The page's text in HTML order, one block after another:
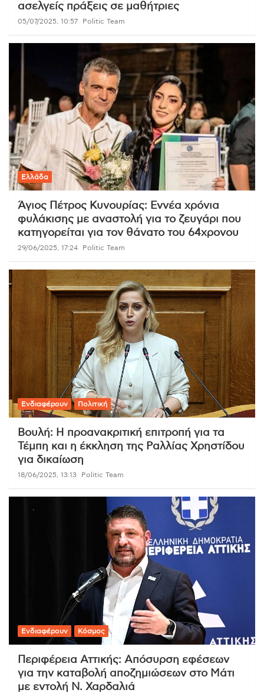
ασελγείς πράξεις σε μαθήτριες
05/07/2025, 10:57 Politic Team
Ελλάδα
Άγιος Πέτρος Κυνουρίας: Εννέα χρόνια
φυλάκισης με αναστολή για το ζευγάρι που
κατηγορείται για τον θάνατο του 64χρονου
29/06/2025, 17:24 Politic Team
Ενδιαφέρουν Πολιτική
Βουλή: Η προανακριτική επιτροπή για τα
Τέμπη και η έκκληση της Ραλλίας Χρηστίδου
για δικαίωση
18/06/2025, 13:13 Politic Team
Ενδιαφέρουν Κόσμος
Περιφέρεια Αττικής: Απόσυρση εφέσεων
για την καταβολή αποζημιώσεων στο Μάτι
με εντολή Ν. Χαρδαλιά